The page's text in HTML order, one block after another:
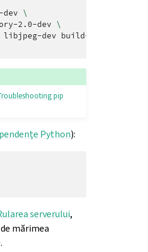
\
2.0-dev \
libjpeg-dev build-essential
pip
Python):
serverului,
mărimea